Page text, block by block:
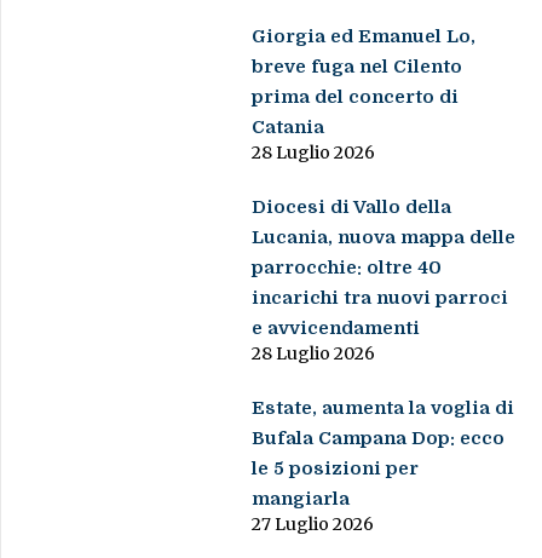
Giorgia ed Emanuel Lo,
breve fuga nel Cilento
prima del concerto di
Catania
28 Luglio 2026
Diocesi di Vallo della
Lucania, nuova mappa delle
parrocchie: oltre 40
incarichi tra nuovi parroci
e avvicendamenti
28 Luglio 2026
Estate, aumenta la voglia di
Bufala Campana Dop: ecco
le 5 posizioni per
mangiarla
27 Luglio 2026